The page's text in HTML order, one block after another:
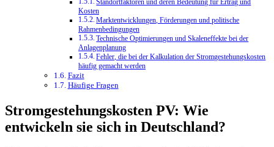
Standortfaktoren und deren Bedeutung für Ertrag und
Kosten
Marktentwicklungen, Förderungen und politische
Rahmenbedingungen
Technische Optimierungen und Skaleneffekte bei der
Anlagenplanung
Fehler, die bei der Kalkulation der Stromgestehungskosten
häufig gemacht werden
Fazit
Häufige Fragen
Stromgestehungskosten PV: Wie
entwickeln sie sich in Deutschland?